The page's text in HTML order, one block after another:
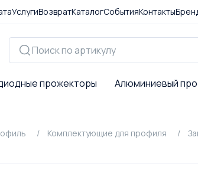
УслугиВозвратКаталогСобытияКонтакты
прожекторы Алюминиевый
Комплектующие для профиля